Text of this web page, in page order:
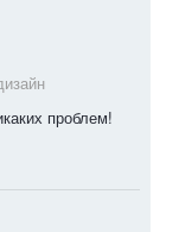
проблем!